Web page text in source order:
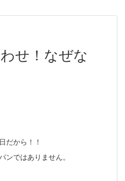
せ！なぜな
だから！！
ンではありません。